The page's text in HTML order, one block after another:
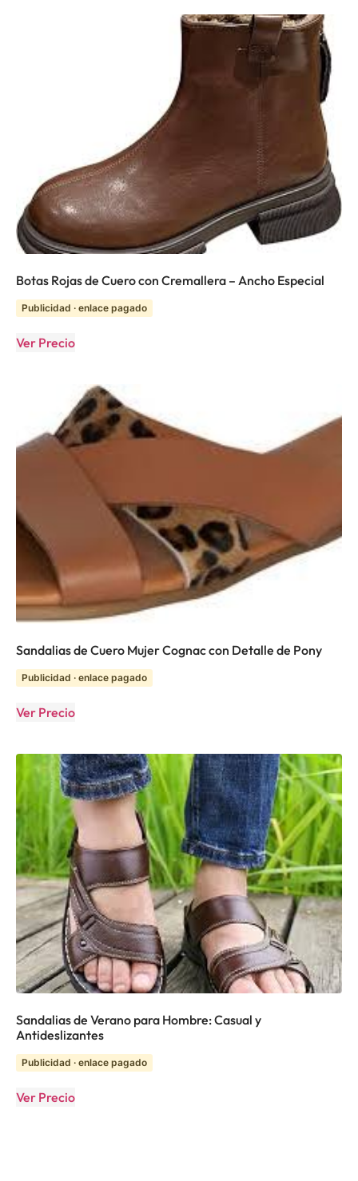
Botas Rojas de Cuero con Cremallera – Ancho Especial
Publicidad · enlace pagado
Ver Precio
Sandalias de Cuero Mujer Cognac con Detalle de Pony
Publicidad · enlace pagado
Ver Precio
Sandalias de Verano para Hombre: Casual y
Antideslizantes
Publicidad · enlace pagado
Ver Precio